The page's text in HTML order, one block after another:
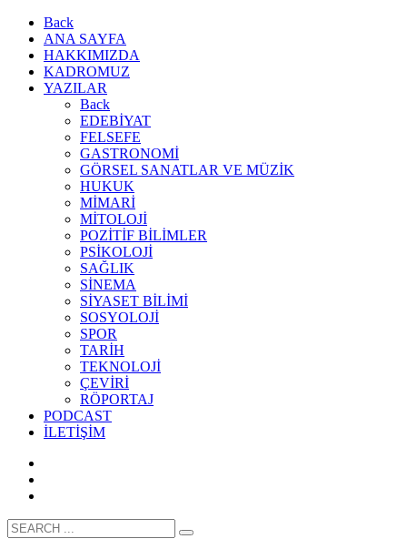
Back
ANA SAYFA
HAKKIMIZDA
KADROMUZ
YAZILAR
Back
EDEBİYAT
FELSEFE
GASTRONOMİ
GÖRSEL SANATLAR VE MÜZİK
HUKUK
MİMARİ
MİTOLOJİ
POZİTİF BİLİMLER
PSİKOLOJİ
SAĞLIK
SİNEMA
SİYASET BİLİMİ
SOSYOLOJİ
SPOR
TARİH
TEKNOLOJİ
ÇEVİRİ
RÖPORTAJ
PODCAST
İLETİŞİM